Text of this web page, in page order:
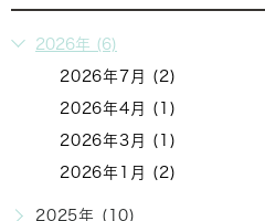
2026年 (6)
2026年7月 (2)
2026年4月 (1)
2026年3月 (1)
2026年1月 (2)
2025年 (10)